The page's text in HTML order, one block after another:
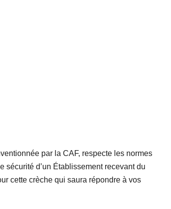
par la CAF, respecte les normes
sécurité d’un Établissement recevant du
cette crèche qui saura répondre à vos